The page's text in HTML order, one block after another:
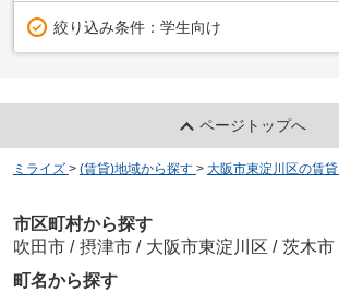
絞り込み条件： 学生向け
ページトップへ
ミライズ > (賃貸)地域から探す > 大阪市東淀川区の賃貸
市区町村から探す
吹田市 / 摂津市 / 大阪市東淀川区 / 茨木市
町名から探す